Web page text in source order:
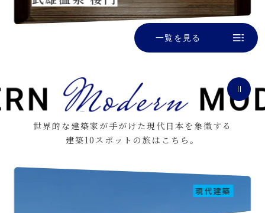
一覧を見る
世界的な建築家が手がけた現代日本を象徴する
建築10スポットの旅はこちら。
現代建築